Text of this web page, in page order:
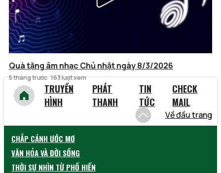
Quà tặng âm nhạc Chủ nhật ngày 8/3/2026
5 tháng trước 163 lượt xem
TRUYỀN
HÌNH
PHÁT
THANH
TIN
TỨC
CHECK
MAIL
Về đầu trang
CHẮP CÁNH ƯỚC MƠ
VĂN HÓA VÀ ĐỜI SỐNG
THỜI SỰ NHÌN TỪ PHỐ HIẾN